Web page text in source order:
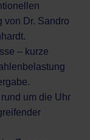
von Dr. Sandro
– kurze
um die Uhr